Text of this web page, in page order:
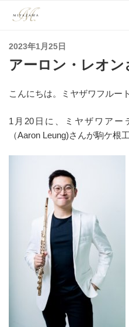
投
稿
日:
2023年1月25日
アーロン・レオン
こんにちは。ミヤザワフルー
1月20日に、ミヤザワアー
（Aaron Leung)さんが駒ケ根